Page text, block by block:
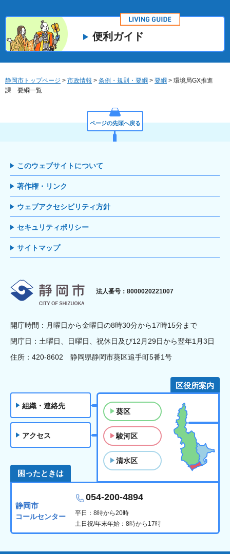
便利ガイド
静岡市トップページ > 市政情報 > 条例・規則・要綱 > 要綱 > 環境局GX推進
課 要綱一覧
ページの先頭へ戻る
このウェブサイトについて
著作権・リンク
ウェブアクセシビリティ方針
セキュリティポリシー
サイトマップ
静岡市
法人番号：8000020221007
開庁時間：月曜日から金曜日の8時30分から17時15分まで
閉庁日：土曜日、日曜日、祝休日及び12月29日から翌年1月3日
住所：420-8602 静岡県静岡市葵区追手町5番1号
組織・連絡先
アクセス
区役所案内
葵区
駿河区
清水区
困ったときは
静岡市
コールセンター
054-200-4894
平日：8時から20時
土日祝/年末年始：8時から17時